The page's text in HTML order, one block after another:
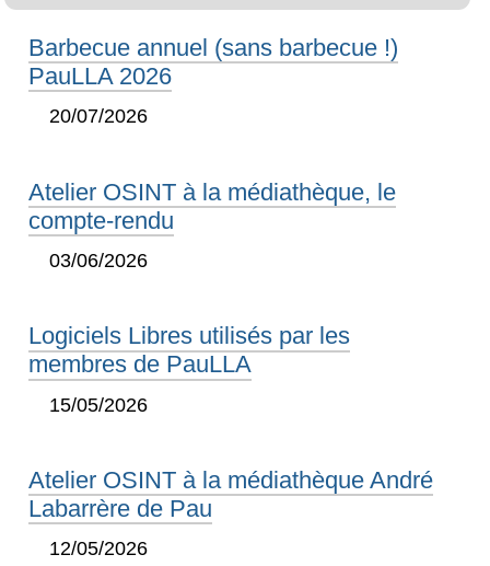
Barbecue annuel (sans barbecue !)
PauLLA 2026
20/07/2026
Atelier OSINT à la médiathèque, le
compte-rendu
03/06/2026
Logiciels Libres utilisés par les
membres de PauLLA
15/05/2026
Atelier OSINT à la médiathèque André
Labarrère de Pau
12/05/2026